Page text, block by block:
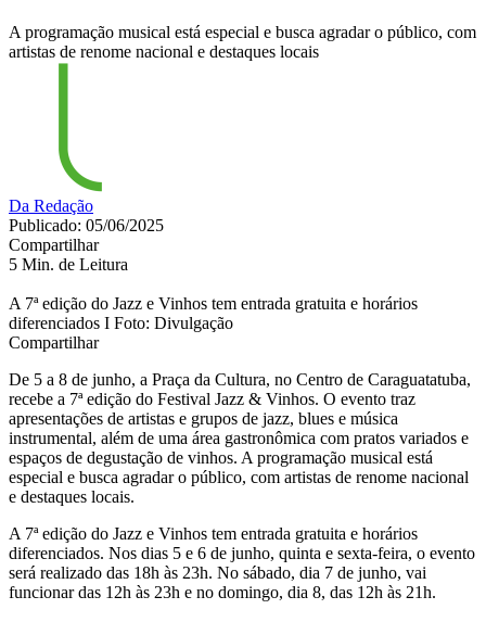
A programação musical está especial e busca agradar o público, com
artistas de renome nacional e destaques locais
Da Redação
Publicado: 05/06/2025
Compartilhar
5 Min. de Leitura
A 7ª edição do Jazz e Vinhos tem entrada gratuita e horários
diferenciados I Foto: Divulgação
Compartilhar
De 5 a 8 de junho, a Praça da Cultura, no Centro de Caraguatatuba,
recebe a 7ª edição do Festival Jazz & Vinhos. O evento traz
apresentações de artistas e grupos de jazz, blues e música
instrumental, além de uma área gastronômica com pratos variados e
espaços de degustação de vinhos. A programação musical está
especial e busca agradar o público, com artistas de renome nacional
e destaques locais.
A 7ª edição do Jazz e Vinhos tem entrada gratuita e horários
diferenciados. Nos dias 5 e 6 de junho, quinta e sexta-feira, o evento
será realizado das 18h às 23h. No sábado, dia 7 de junho, vai
funcionar das 12h às 23h e no domingo, dia 8, das 12h às 21h.